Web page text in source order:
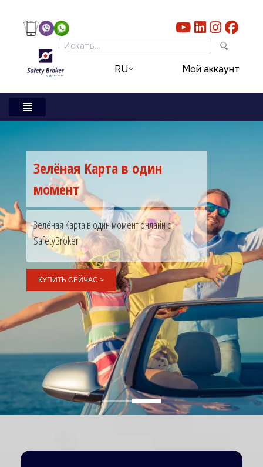
RU Мой аккаунт
Зелёная Карта в один
момент
Зелёная Карта в один момент онлайн с
SafetyBroker
КУПИТЬ СЕЙЧАС >